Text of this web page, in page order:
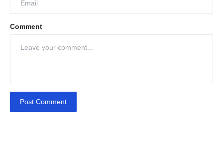
Comment
Post Comment